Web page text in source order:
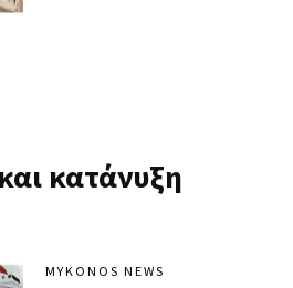
κατάνυξη
MYKONOS NEWS